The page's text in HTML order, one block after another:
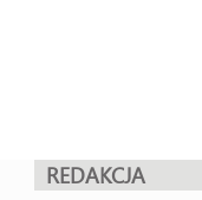
REDAKCJA